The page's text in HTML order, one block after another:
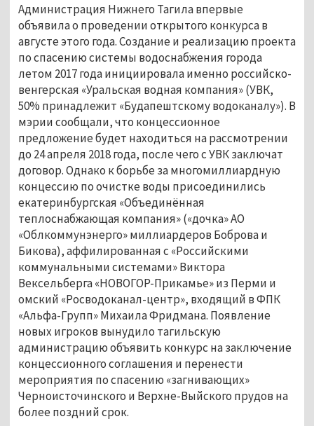
Администрация Нижнего Тагила впервые
объявила о проведении открытого конкурса в
августе этого года. Создание и реализацию проекта
по спасению системы водоснабжения города
летом 2017 года инициировала именно российско-
венгерская «Уральская водная компания» (УВК,
50% принадлежит «Будапештскому водоканалу»). В
мэрии сообщали, что концессионное
предложение будет находиться на рассмотрении
до 24 апреля 2018 года, после чего с УВК заключат
договор. Однако к борьбе за многомиллиардную
концессию по очистке воды присоединились
екатеринбургская «Объединённая
теплоснабжающая компания» («дочка» АО
«Облкоммунэнерго» миллиардеров Боброва и
Бикова), аффилированная с «Российскими
коммунальными системами» Виктора
Вексельберга «НОВОГОР-Прикамье» из Перми и
омский «Росводоканал-центр», входящий в ФПК
«Альфа-Групп» Михаила Фридмана. Появление
новых игроков вынудило тагильскую
администрацию объявить конкурс на заключение
концессионного соглашения и перенести
мероприятия по спасению «загнивающих»
Черноисточинского и Верхне-Выйского прудов на
более поздний срок.